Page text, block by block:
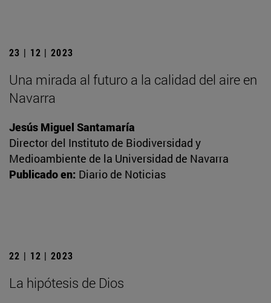
23 | 12 | 2023
Una mirada al futuro a la calidad del aire en
Navarra
Jesús Miguel Santamaría
Director del Instituto de Biodiversidad y
Medioambiente de la Universidad de Navarra
Publicado en: Diario de Noticias
22 | 12 | 2023
La hipótesis de Dios